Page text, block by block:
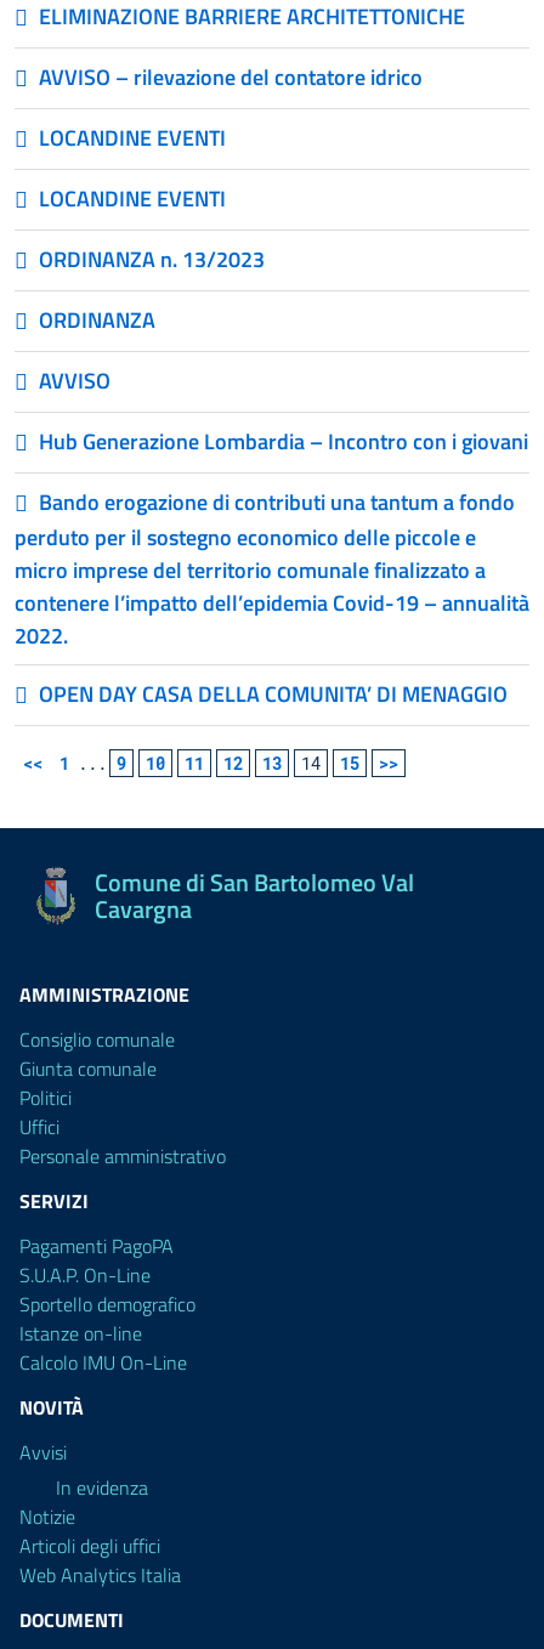
ELIMINAZIONE BARRIERE ARCHITETTONICHE
AVVISO – rilevazione del contatore idrico
LOCANDINE EVENTI
LOCANDINE EVENTI
ORDINANZA n. 13/2023
ORDINANZA
AVVISO
Hub Generazione Lombardia – Incontro con i giovani
Bando erogazione di contributi una tantum a fondo
perduto per il sostegno economico delle piccole e
micro imprese del territorio comunale finalizzato a
contenere l’impatto dell’epidemia Covid-19 – annualità
2022.
OPEN DAY CASA DELLA COMUNITA’ DI MENAGGIO
<< 1 ... 9 10 11 12 13 14 15 >>
Comune di San Bartolomeo Val
Cavargna
AMMINISTRAZIONE
Consiglio comunale
Giunta comunale
Politici
Uffici
Personale amministrativo
SERVIZI
Pagamenti PagoPA
S.U.A.P. On-Line
Sportello demografico
Istanze on-line
Calcolo IMU On-Line
NOVITÀ
Avvisi
In evidenza
Notizie
Articoli degli uffici
Web Analytics Italia
DOCUMENTI